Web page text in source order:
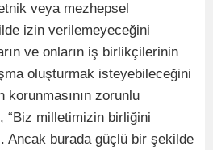
veya mezhepsel
izin verilemeyeceğini
ve onların iş birlikçilerinin
oluşturmak isteyebileceğini
zorunlu
“Biz milletimizin birliğini
Ancak burada güçlü bir şekilde